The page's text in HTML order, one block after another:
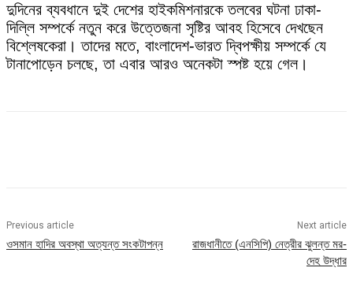
দুদিনের ব্যবধানে দুই দেশের হাইকমিশনারকে তলবের ঘটনা ঢাকা-
দিল্লি সম্পর্কে নতুন করে উত্তেজনা সৃষ্টির আবহ হিসেবে দেখছেন
বিশ্লেষকেরা। তাদের মতে, বাংলাদেশ-ভারত দ্বিপক্ষীয় সম্পর্কে যে
টানাপোড়েন চলছে, তা এবার আরও অনেকটা স্পষ্ট হয়ে গেল।
Previous article
ওসমান হাদির অবস্থা অত্যন্ত সংকটাপন্ন
Next article
রাজধানীতে (এনসিপি) নেত্রীর ঝুলন্ত মর-
দেহ উদ্ধার